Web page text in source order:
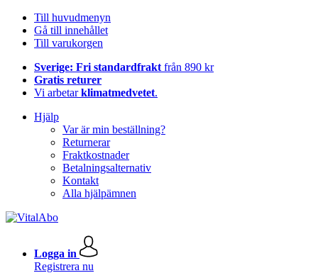
Till huvudmenyn
Gå till innehållet
Till varukorgen
Sverige: Fri standardfrakt från 890 kr
Gratis returer
Vi arbetarklimatmedvetet.
Hjälp
Var är min beställning?
Returnerar
Fraktkostnader
Betalningsalternativ
Kontakt
Alla hjälpämnen
Logga in
Registrera nu